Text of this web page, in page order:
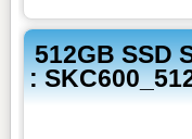
512GB SSD
: